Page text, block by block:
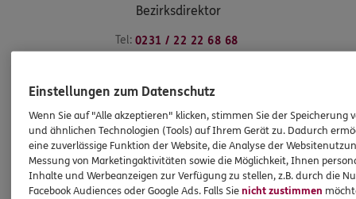
Bezirksdirektor
Tel: 0231 / 22 22 68 68
Mehr
Einstellungen zum Datenschutz
Wenn Sie auf "Alle akzeptieren" klicken, stimmen Sie der Speicherung
und ähnlichen Technologien (Tools) auf Ihrem Gerät zu. Dadurch
eine zuverlässige Funktion der Website, die Analyse der
Messung von Marketingaktivitäten sowie die Möglichkeit, Ihnen
Inhalte und Werbeanzeigen zur Verfügung zu stellen, z.B. durch die
Facebook Audiences oder Google Ads. Falls Sienicht zustimmen